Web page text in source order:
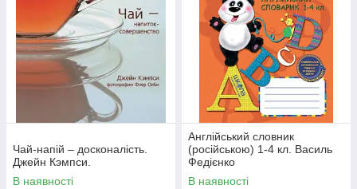
Чай-напій – досконалість.
Джейн Кэмпси.
В наявності
Англійський словник
(російською) 1-4 кл. Василь
Федієнко
В наявності